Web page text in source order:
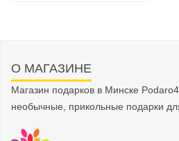
О МАГАЗИНЕ
Магазин подарков в Минске
необычные, прикольные подарки